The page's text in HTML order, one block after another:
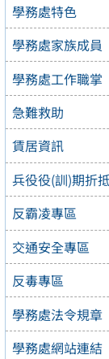
學務處特色
學務處家族成員
學務處工作職掌
急難救助
賃居資訊
兵役役(訓)期折
反霸凌專區
交通安全專區
反毒專區
學務處法令規章
學務處網站連結